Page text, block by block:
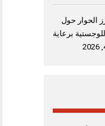
للاستثمار 2026” يعزز الحوار حول
برعاية